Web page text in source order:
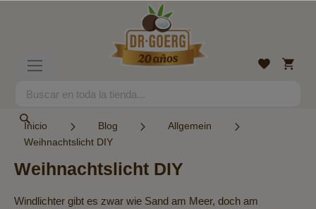
Search
Lista
Mi
cesta
Inicio Blog
Allgemein
Weihnachtslicht DIY
Weihnachtslicht DIY
Windlichter gibt es zwar wie Sand am Meer, doch am